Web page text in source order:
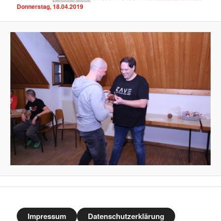
Donnerstag, 18.04.2019
Impressum Datenschutzerklärung